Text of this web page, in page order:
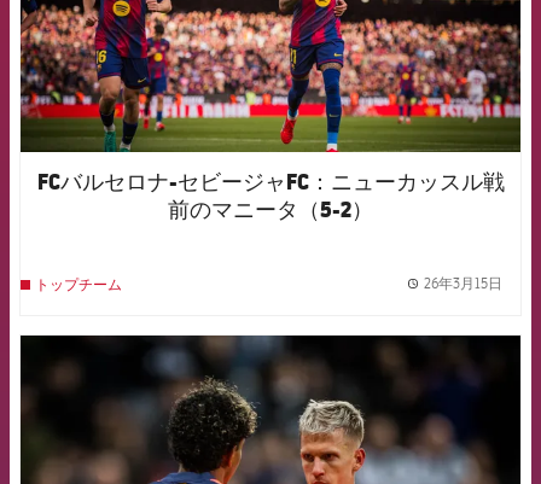
FCバルセロナ-セビージャFC：ニューカッスル戦
前のマニータ（5-2）
トップチーム 26年3月15日
FCB Barcelona badge